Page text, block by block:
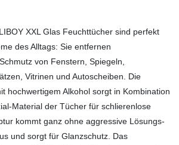
XXL Glas Feuchttücher sind perfekt
des Alltags: Sie entfernen
von Fenstern, Spiegeln,
Vitrinen und Autoscheiben. Die
hochwertigem Alkohol sorgt in Kombination
Material der Tücher für schlierenlose
kommt ganz ohne aggressive Lösungs-
und sorgt für Glanzschutz. Das